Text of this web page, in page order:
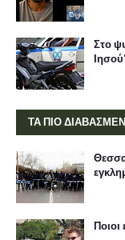
Στο
ΤΑ ΠΙΟ